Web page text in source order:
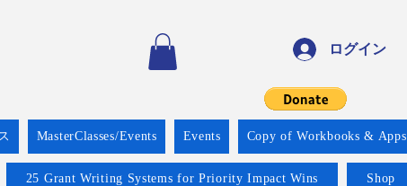
ログイン
MasterClasses/Events Events Copy of Workbooks & Apps
25 Grant Writing Systems for Priority Impact Wins Shop